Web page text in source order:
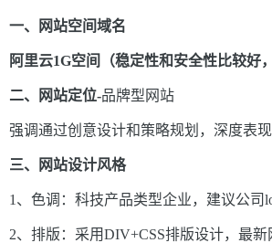
一、网站空间域名
阿里云1G空间（稳定性和安全性比较好
二、网站定位-品牌型网站
强调通过创意设计和策略规划，深度表
三、网站设计风格
1、色调：科技产品类型企业，建议公司
2、排版：采用DIV+CSS排版设计，最